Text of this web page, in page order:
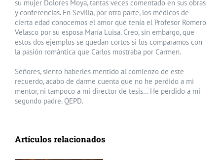
su mujer Dolores Moya, tantas veces comentado en sus obras
y conferencias. En Sevilla, por otra parte, los médicos de
cierta edad conocemos el amor que tenía el Profesor Romero
Velasco por su esposa María Luisa. Creo, sin embargo, que
estos dos ejemplos se quedan cortos si los comparamos con
la pasión romántica que Carlos mostraba por Carmen.
Señores, siento haberles mentido al comienzo de este
recuerdo, acabo de darme cuenta que no he perdido a mi
mentor, ni tampoco a mi director de tesis… He perdido a mi
segundo padre. QEPD.
Artículos relacionados